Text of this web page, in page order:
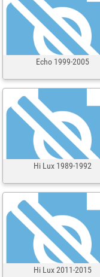
Echo 1999-2005
Hi Lux 1989-1992
Hi Lux 2011-2015